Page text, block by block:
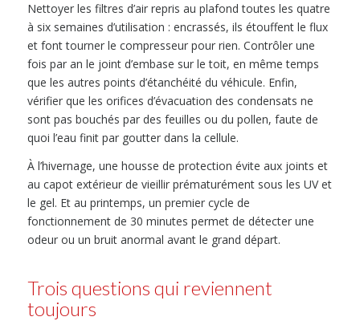
Nettoyer les filtres d’air repris au plafond toutes les quatre
à six semaines d’utilisation : encrassés, ils étouffent le flux
et font tourner le compresseur pour rien. Contrôler une
fois par an le joint d’embase sur le toit, en même temps
que les autres points d’étanchéité du véhicule. Enfin,
vérifier que les orifices d’évacuation des condensats ne
sont pas bouchés par des feuilles ou du pollen, faute de
quoi l’eau finit par goutter dans la cellule.
À l’hivernage, une housse de protection évite aux joints et
au capot extérieur de vieillir prématurément sous les UV et
le gel. Et au printemps, un premier cycle de
fonctionnement de 30 minutes permet de détecter une
odeur ou un bruit anormal avant le grand départ.
Trois questions qui reviennent
toujours